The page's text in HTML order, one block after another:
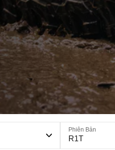
Phiên Bản
R1T